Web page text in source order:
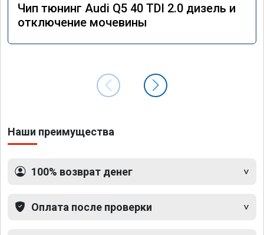
Чип тюнинг Audi Q5 40 TDI 2.0 дизель и
отключение мочевины
Наши преимущества
100% возврат денег
Оплата после проверки